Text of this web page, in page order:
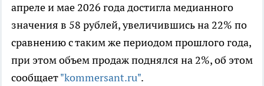
апреле и мае 2026 года достигла медианного
значения в 58 рублей, увеличившись на 22% по
сравнению с таким же периодом прошлого года,
при этом объем продаж поднялся на 2%, об этом
сообщает"kommersant.ru".